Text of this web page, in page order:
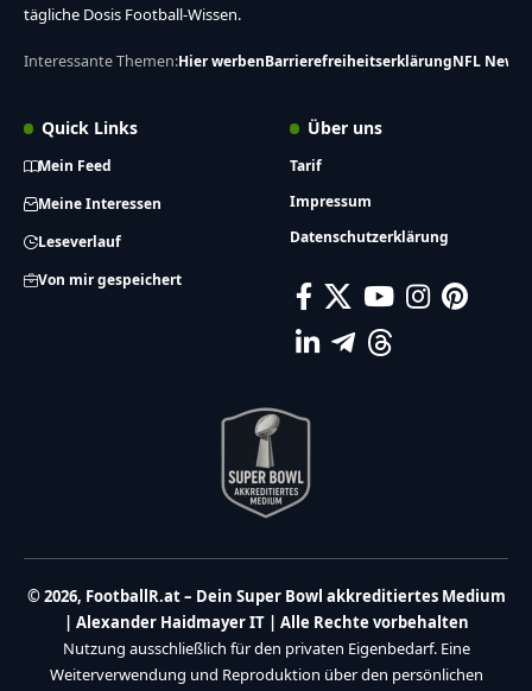
tägliche Dosis Football-Wissen.
Interessante Themen:Hier werbenBarrierefreiheitserklärungNFL News
Quick Links
Mein Feed
Meine Interessen
Leseverlauf
Von mir gespeichert
Über uns
Tarif
Impressum
Datenschutzerklärung
© 2026, FootballR.at – Dein Super Bowl akkreditiertes Medium
| Alexander Haidmayer IT | Alle Rechte vorbehalten
Nutzung ausschließlich für den privaten Eigenbedarf. Eine
Weiterverwendung und Reproduktion über den persönlichen